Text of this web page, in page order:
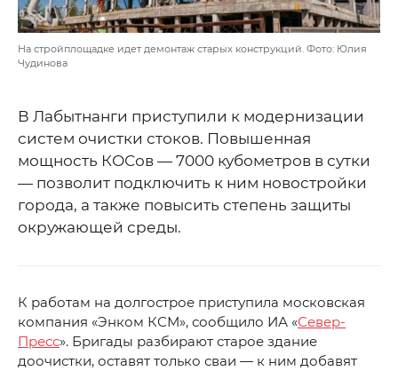
На стройплощадке идет демонтаж старых конструкций. Фото: Юлия
Чудинова
В Лабытнанги приступили к модернизации
систем очистки стоков. Повышенная
мощность КОСов — 7000 кубометров в сутки
— позволит подключить к ним новостройки
города, а также повысить степень защиты
окружающей среды.
К работам на долгострое приступила московская
компания «Энком КСМ», сообщило ИА «Север-
Пресс». Бригады разбирают старое здание
доочистки, оставят только сваи — к ним добавят